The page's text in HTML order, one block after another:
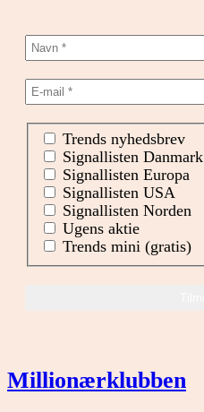
Trends nyhedsbrev
Signallisten Danmark
Signallisten Europa
Signallisten USA
Signallisten Norden
Ugens aktie
Trends mini (gratis)
Millionærklubben